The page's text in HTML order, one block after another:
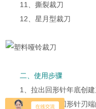
11、撕裂裁刀
12、星月型裁刀
二、使用步骤
1、拉出回形针年底创建
2、钳子夹住回形针刃端